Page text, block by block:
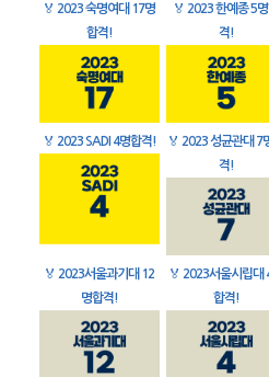
🏅 2023 숙명여대 17명
합격!
🏅 2023 한예종 5
격!
🏅 2023 SADI 4명합격! 🏅 2023 성균관대 7
격!
🏅 2023서울과기대 12
명합격!
🏅 2023서울시립대
합격!